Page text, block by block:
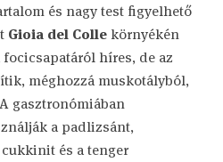
és nagy test figyelhető
Gioia del Colle környékén
focicsapatáról híres, de az
méghozzá muskotályból,
gasztronómiában
a padlizsánt,
és a tenger